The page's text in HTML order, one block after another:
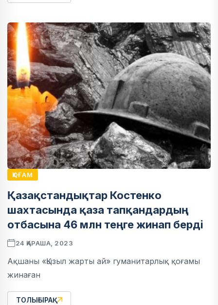
ҚОҒАМ
Қазақстандықтар Костенко
шахтасында қаза тапқандардың
отбасына 46 млн теңге жинап берді
24 ҚАРАША, 2023
Ақшаны «Қызыл жарты ай» гуманитарлық қоғамы
жинаған
ТОЛЫҒЫРАҚ